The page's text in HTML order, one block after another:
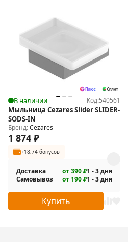
В наличии Код:540561
Мыльница Cezares Slider SLIDER-
SODS-IN
Бренд:Cezares
1 874 ₽
+18,74 бонусов
Доставка от 390 ₽1 - 3 дня
Самовывоз
от 190 ₽1 - 3 дня
Купить